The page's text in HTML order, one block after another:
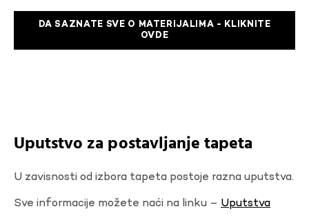
DA SAZNATE SVE O MATERIJALIMA - KLIKNITE
OVDE
Uputstvo za postavljanje tapeta
U zavisnosti od izbora tapeta postoje razna uputstva.
Sve informacije možete naći na linku – Uputstva